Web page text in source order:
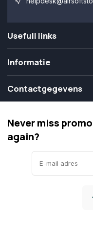
Usefull links
Informatie
Contactgegevens
Never miss
again?